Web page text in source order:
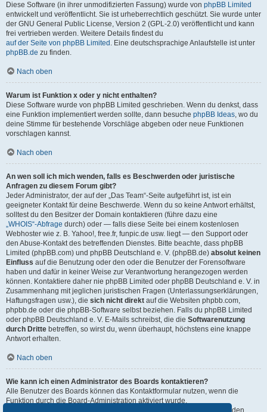
Diese Software (in ihrer unmodifizierten Fassung) wurde von phpBB Limited
entwickelt und veröffentlicht. Sie ist urheberrechtlich geschützt. Sie wurde unter
der GNU General Public License, Version 2 (GPL-2.0) veröffentlicht und kann
frei vertrieben werden. Weitere Details findest du
auf der Seite von phpBB Limited . Eine deutschsprachige Anlaufstelle ist unter
phpBB.de zu finden.
Nach oben
Warum ist Funktion x oder y nicht enthalten?
Diese Software wurde von phpBB Limited geschrieben. Wenn du denkst, dass
eine Funktion implementiert werden sollte, dann besuche phpBB Ideas, wo du
deine Stimme für bestehende Vorschläge abgeben oder neue Funktionen
vorschlagen kannst.
Nach oben
An wen soll ich mich wenden, falls es Beschwerden oder juristische
Anfragen zu diesem Forum gibt?
Jeder Administrator, der auf der „Das Team“-Seite aufgeführt ist, ist ein
geeigneter Kontakt für deine Beschwerde. Wenn du so keine Antwort erhältst,
solltest du den Besitzer der Domain kontaktieren (führe dazu eine
„WHOIS“-Abfrage durch) oder — falls diese Seite bei einem kostenlosen
Webhoster wie z. B. Yahoo!, free.fr, funpic.de usw. liegt — den Support oder
den Abuse-Kontakt des betreffenden Dienstes. Bitte beachte, dass phpBB
Limited (phpBB.com) und phpBB Deutschland e. V. (phpBB.de) absolut keinen
Einfluss auf die Benutzung oder den oder die Benutzer der Forensoftware
haben und dafür in keiner Weise zur Verantwortung herangezogen werden
können. Kontaktiere daher nie phpBB Limited oder phpBB Deutschland e. V. in
Zusammenhang mit jeglichen juristischen Fragen (Unterlassungserklärungen,
Haftungsfragen usw.), die sich nicht direkt auf die Websiten phpbb.com,
phpbb.de oder die phpBB-Software selbst beziehen. Falls du phpBB Limited
oder phpBB Deutschland e. V. E-Mails schreibst, die die Softwarenutzung
durch Dritte betreffen, so wirst du, wenn überhaupt, höchstens eine knappe
Antwort erhalten.
Nach oben
Wie kann ich einen Administrator des Boards kontaktieren?
Alle Benutzer des Boards können das Kontaktformular nutzen, wenn die
Funktion durch die Board-Administration aktiviert wurde.
Mitglieder des Boards können zusätzlich den Link „Das Team“ verwenden.